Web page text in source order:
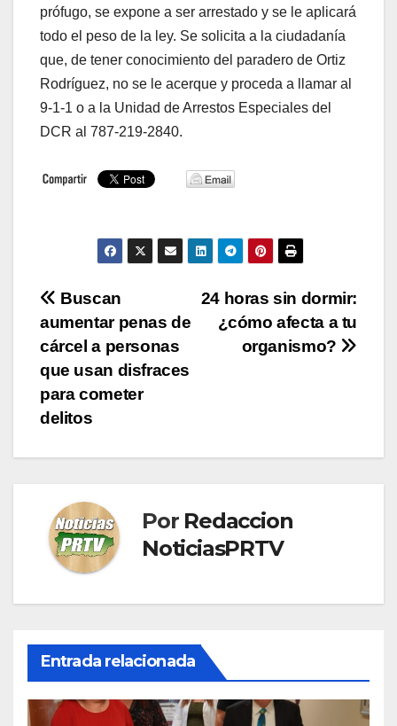
prófugo, se expone a ser arrestado y se le aplicará
todo el peso de la ley. Se solicita a la ciudadanía
que, de tener conocimiento del paradero de Ortiz
Rodríguez, no se le acerque y proceda a llamar al
9-1-1 o a la Unidad de Arrestos Especiales del
DCR al 787-219-2840.
Navegación
de
entradas
24 horas sin dormir:
¿cómo afecta a tu
organismo?
Buscan
aumentar penas de
cárcel a personas
que usan disfraces
para cometer
delitos
Por Redaccion
NoticiasPRTV
Entrada relacionada